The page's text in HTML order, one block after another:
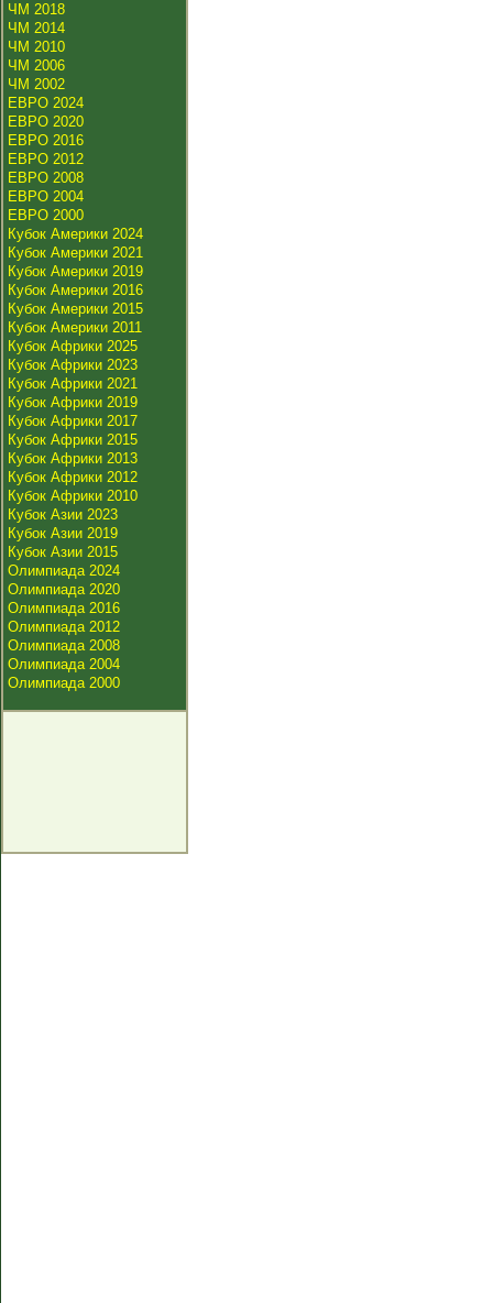
ЧМ 2018
ЧМ 2014
ЧМ 2010
ЧМ 2006
ЧМ 2002
ЕВРО 2024
ЕВРО 2020
ЕВРО 2016
ЕВРО 2012
ЕВРО 2008
ЕВРО 2004
ЕВРО 2000
Кубок Америки 2024
Кубок Америки 2021
Кубок Америки 2019
Кубок Америки 2016
Кубок Америки 2015
Кубок Америки 2011
Кубок Африки 2025
Кубок Африки 2023
Кубок Африки 2021
Кубок Африки 2019
Кубок Африки 2017
Кубок Африки 2015
Кубок Африки 2013
Кубок Африки 2012
Кубок Африки 2010
Кубок Азии 2023
Кубок Азии 2019
Кубок Азии 2015
Олимпиада 2024
Олимпиада 2020
Олимпиада 2016
Олимпиада 2012
Олимпиада 2008
Олимпиада 2004
Олимпиада 2000